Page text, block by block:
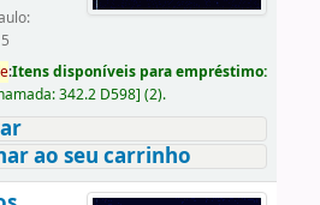
:Itens disponíveis para empréstimo:
342.2 D598] (2).
ao seu carrinho